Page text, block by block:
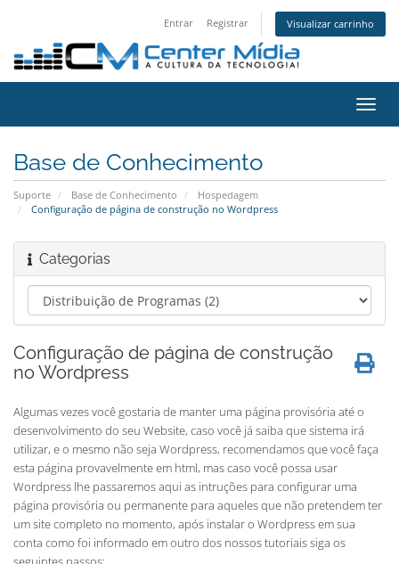
Entrar Registrar Visualizar carrinho
Base de Conhecimento
Suporte Base de Conhecimento
Hospedagem
Configuração de página de construção no Wordpress
Categorias
Configuração de página de construção
no Wordpress
Algumas vezes você gostaria de manter uma página provisória até o
desenvolvimento do seu Website, caso você já saiba que sistema irá
utilizar, e o mesmo não seja Wordpress, recomendamos que você faça
esta página provavelmente em html, mas caso você possa usar
Wordpress lhe passaremos aqui as intruções para configurar uma
página provisória ou permanente para aqueles que não pretendem ter
um site completo no momento, após instalar o Wordpress em sua
conta como foi informado em outro dos nossos tutoriais siga os